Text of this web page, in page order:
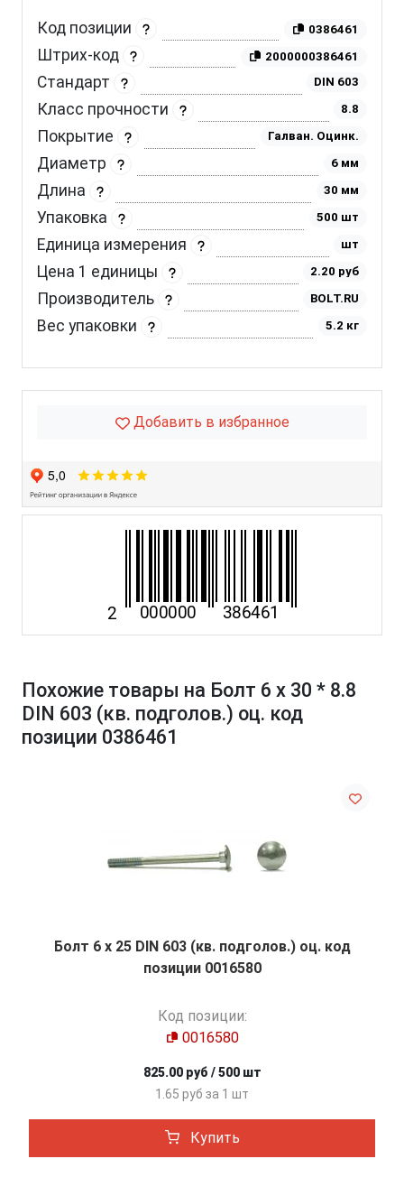
Код позиции 0386461
Штрих-код 2000000386461
Стандарт DIN 603
Класс прочности 8.8
Покрытие Галван. Оцинк.
Диаметр 6 мм
Длина 30 мм
Упаковка 500 шт
Единица измерения шт
Цена 1 единицы 2.20 руб
Производитель BOLT.RU
Вес упаковки 5.2 кг
Добавить в избранное
Похожие товары на Болт 6 х 30 * 8.8
DIN 603 (кв. подголов.) оц. код
позиции 0386461
Болт 6 х 25 DIN 603 (кв. подголов.) оц. код
позиции 0016580
Код позиции:
0016580
825.00 руб / 500 шт
1.65 руб за 1 шт
Купить